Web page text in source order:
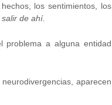
los sentimientos, los
de ahí.
a alguna entidad
aparecen